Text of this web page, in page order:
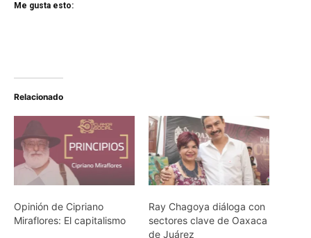
Me gusta esto:
Relacionado
Opinión de Cipriano
Miraflores: El capitalismo
Ray Chagoya diáloga con
sectores clave de Oaxaca
de Juárez